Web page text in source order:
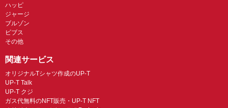
ハッピ
ジャージ
ブルゾン
ビブス
その他
関連サービス
オリジナルTシャツ作成のUP-T
UP-T Talk
UP-T クジ
ガス代無料のNFT販売・UP-T NFT